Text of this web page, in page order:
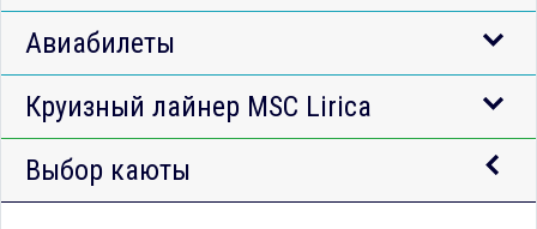
Авиабилеты
Круизный лайнер MSC Lirica
Выбор каюты